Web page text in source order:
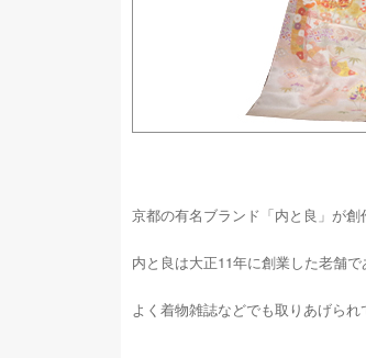
京都の有名ブランド「内と良」が創
内と良は大正11年に創業した老舗
よく着物雑誌などでも取りあげられ